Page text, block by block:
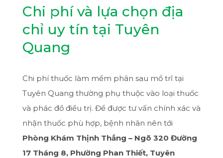
Chi phí và lựa chọn địa
chỉ uy tín tại Tuyên
Quang
Chi phí thuốc làm mềm phân sau mổ trĩ tại
Tuyên Quang thường phụ thuộc vào loại thuốc
và phác đồ điều trị. Để được tư vấn chính xác và
nhận thuốc phù hợp, bệnh nhân nên tới
Phòng Khám Thịnh Thắng – Ngõ 320 Đường
17 Tháng 8, Phường Phan Thiết, Tuyên